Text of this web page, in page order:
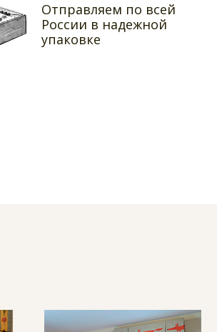
Отправляем по всей
России в надежной
упаковке